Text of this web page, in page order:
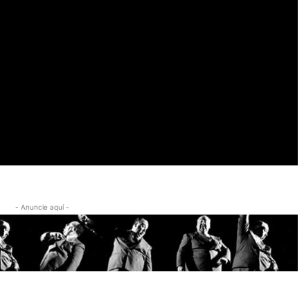
- Anuncie aquí -